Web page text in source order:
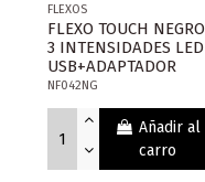
FLEXOS
FLEXO TOUCH NEGRO
3 INTENSIDADES LED
USB+ADAPTADOR
NF042NG
Añadir al
carro